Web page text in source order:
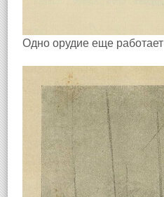
Одно орудие еще работает